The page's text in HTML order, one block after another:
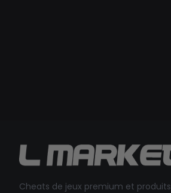
Cheats de jeux premium et produits